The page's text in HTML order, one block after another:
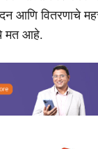
आणि वितरणाचे
मत आहे.